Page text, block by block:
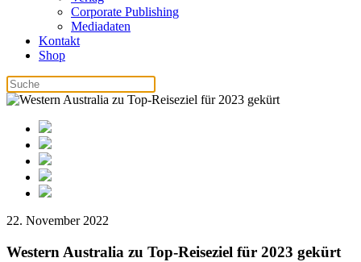
Corporate Publishing
Mediadaten
Kontakt
Shop
22. November 2022
Western Australia zu Top-Reiseziel für 2023 gekürt